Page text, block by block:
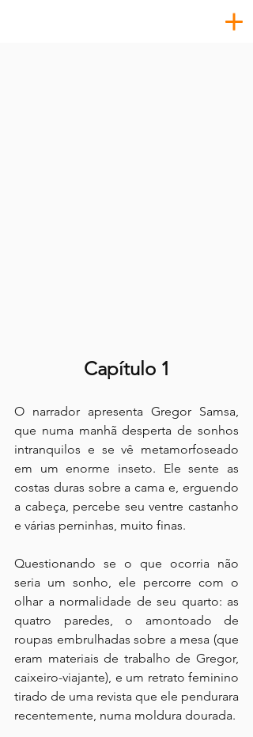
Capítulo 1
O narrador apresenta Gregor Samsa,
que numa manhã desperta de sonhos
intranquilos e se vê metamorfoseado
em um enorme inseto. Ele sente as
costas duras sobre a cama e, erguendo
a cabeça, percebe seu ventre castanho
e várias perninhas, muito finas.
Questionando se o que ocorria não
seria um sonho, ele percorre com o
olhar a normalidade de seu quarto: as
quatro paredes, o amontoado de
roupas embrulhadas sobre a mesa (que
eram materiais de trabalho de Gregor,
caixeiro-viajante), e um retrato feminino
tirado de uma revista que ele pendurara
recentemente, numa moldura dourada.